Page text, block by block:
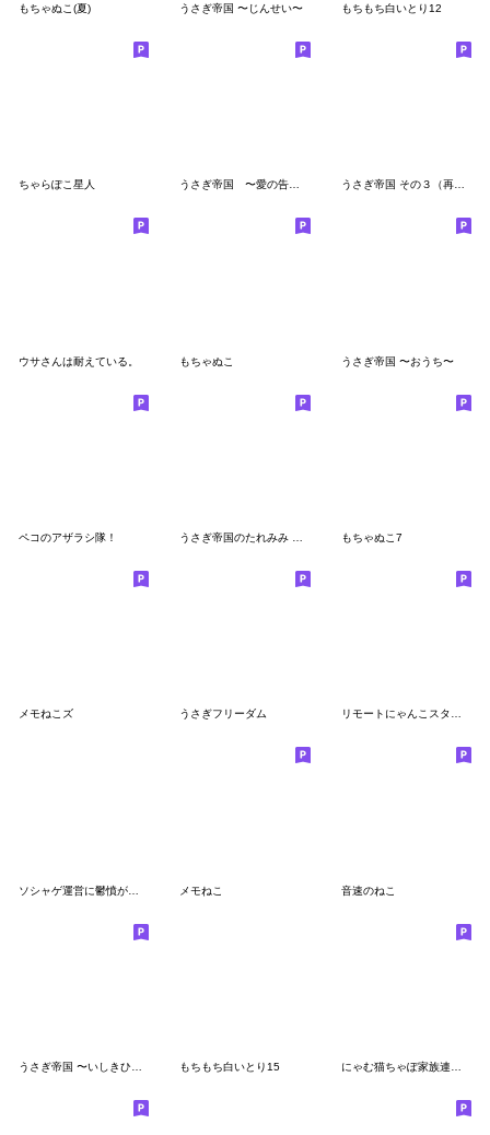
もちゃぬこ(夏) うさぎ帝国 〜じんせい〜 もちもち白いとり12
ちゃらぽこ星人 うさぎ帝国 〜愛の告白〜 リターンズ うさぎ帝国 その３（再販）
ウサさんは耐えている。 もちゃぬこ うさぎ帝国 〜おうち〜
ペコのアザラシ隊！ もちゃぬこ7
メモねこズ うさぎフリーダム リモートにゃんこスタンプ
メモねこ 音速のねこ
もちもち白いとり15